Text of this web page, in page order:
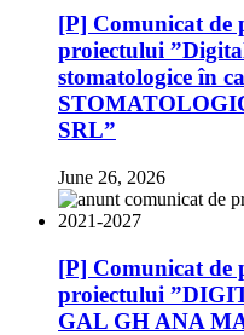
[P] Comunicat de
proiectului
stomatologice în
SRL”
June 26, 2026
[P] Comunicat de
proiectului
GAL GH ANA